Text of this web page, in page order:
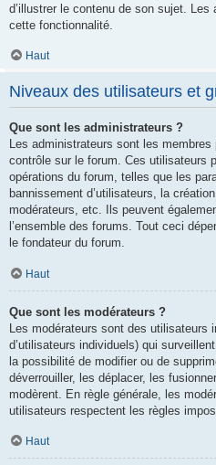
d’illustrer le contenu de son sujet.
cette fonctionnalité.
Haut
Niveaux des utilisateurs et
Que sont les administrateurs ?
Les administrateurs sont les
contrôle sur le forum. Ces utilisateurs
opérations du forum, telles que les
bannissement d’utilisateurs, la
modérateurs, etc. Ils peuvent
l’ensemble des forums. Tout ceci
le fondateur du forum.
Haut
Que sont les modérateurs ?
Les modérateurs sont des utilisateurs
d’utilisateurs individuels) qui
la possibilité de modifier ou de
déverrouiller, les déplacer, les
modèrent. En règle générale, les
utilisateurs respectent les règles
Haut